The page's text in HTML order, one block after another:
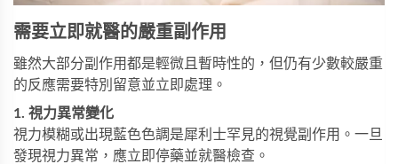
需要立即就醫的嚴重副作用
雖然大部分副作用都是輕微且暫時性的，但仍有少數較嚴重
的反應需要特別留意並立即處理。
1. 視力異常變化
視力模糊或出現藍色色調是犀利士罕見的視覺副作用。一旦
發現視力異常，應立即停藥並就醫檢查。